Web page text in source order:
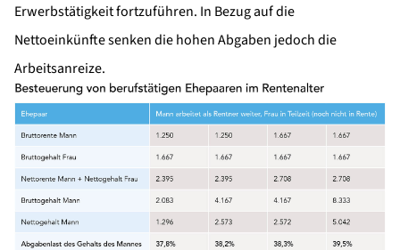
Erwerbstätigkeit fortzuführen. In Bezug auf die
Nettoeinkünfte senken die hohen Abgaben jedoch die
Arbeitsanreize.